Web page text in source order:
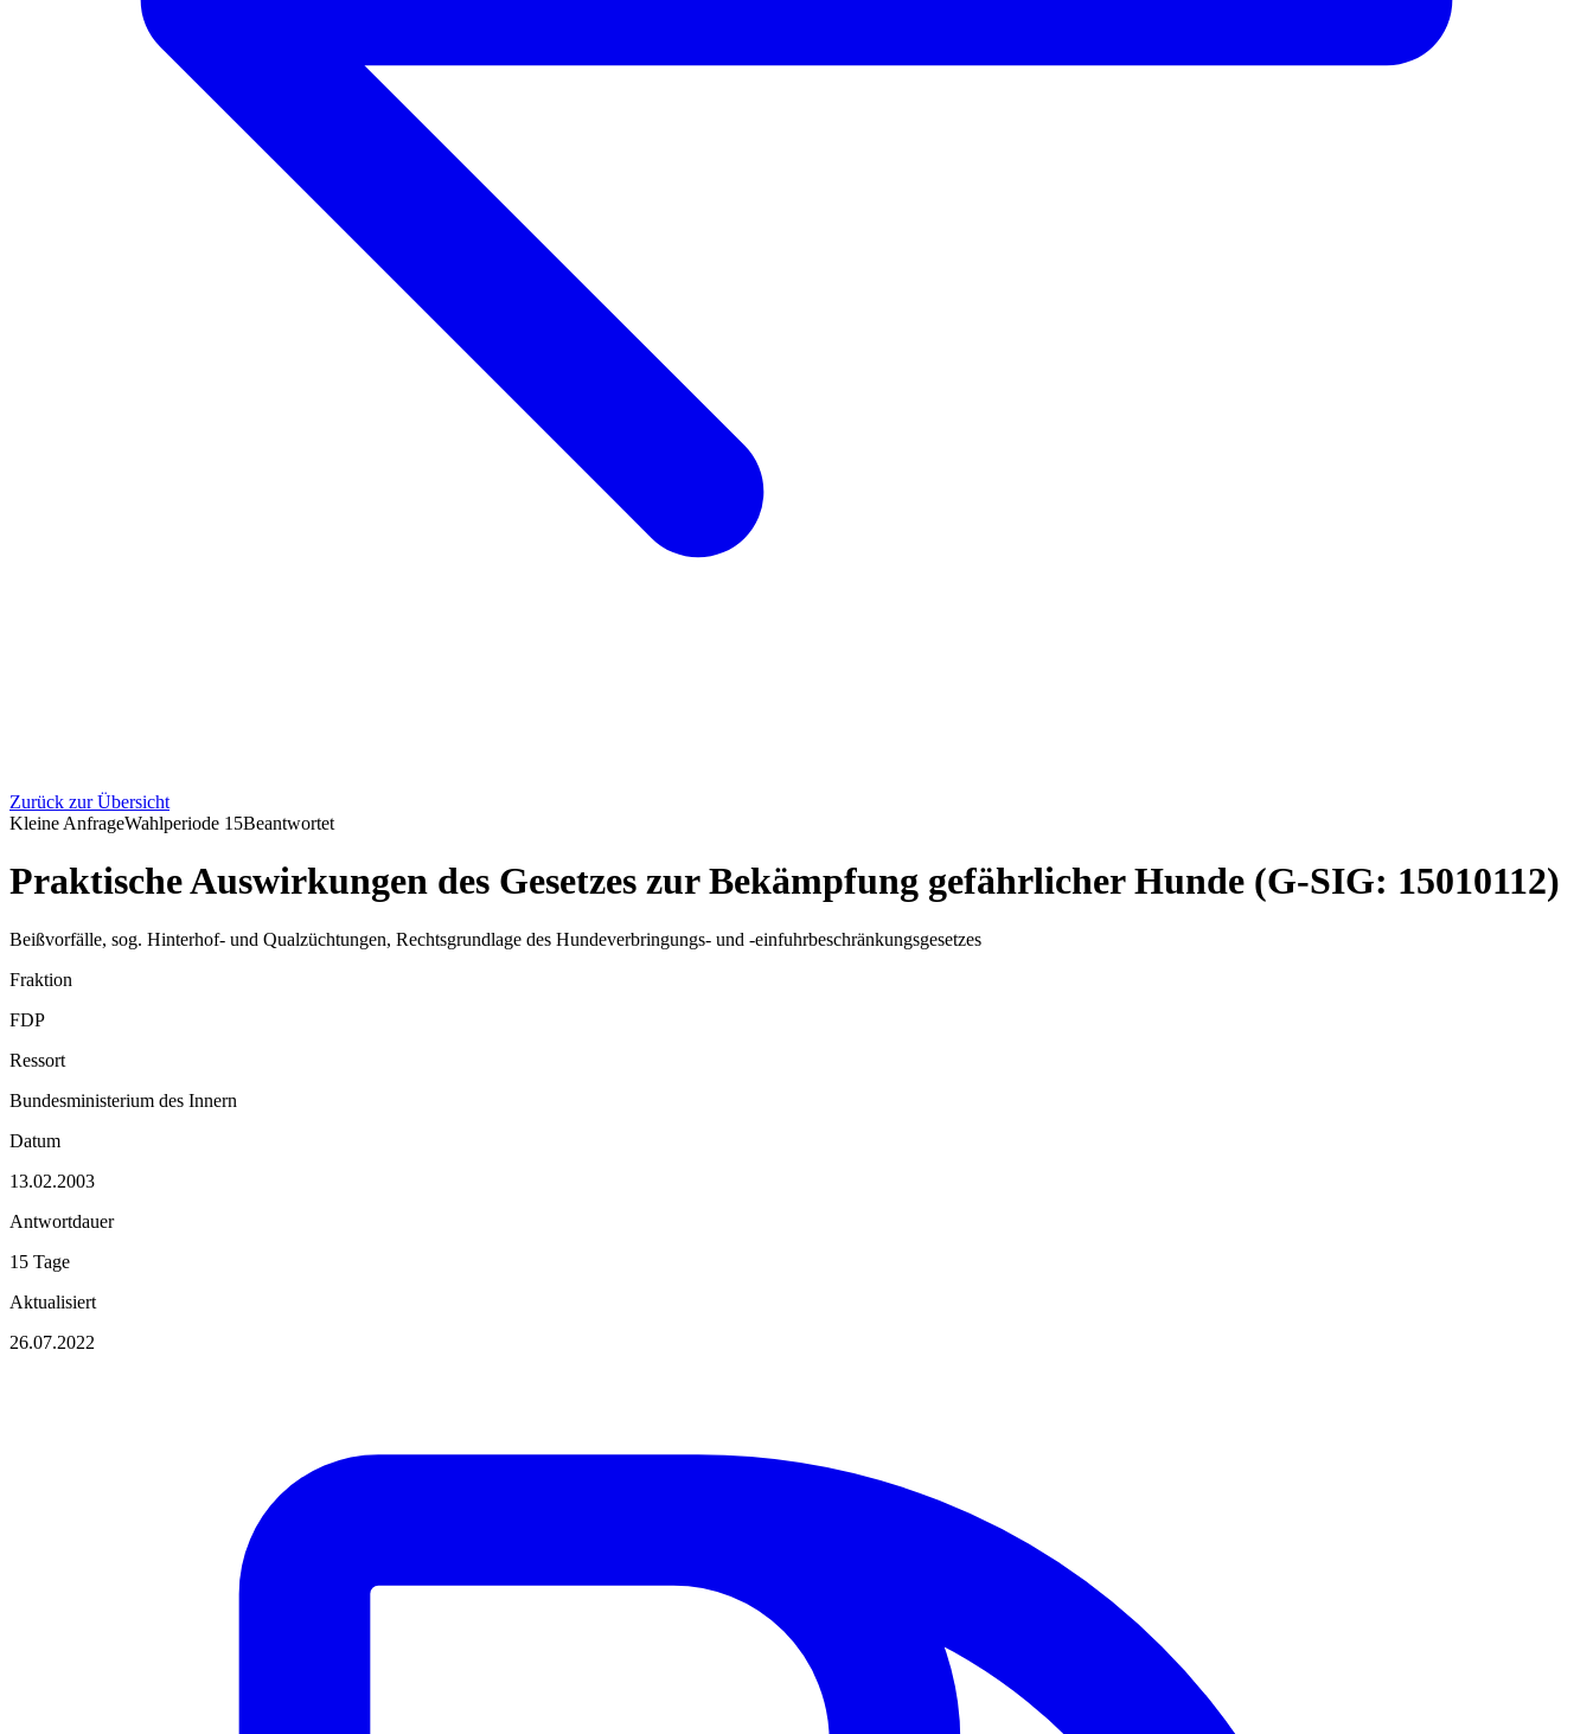
Zurück zur Übersicht
Kleine AnfrageWahlperiode 15Beantwortet
Praktische Auswirkungen des Gesetzes zur Bekämpfung gefährlicher Hunde (G-SIG: 15010112)
Beißvorfälle, sog. Hinterhof- und Qualzüchtungen, Rechtsgrundlage des Hundeverbringungs- und -einfuhrbeschränkungsgesetzes
Fraktion
FDP
Ressort
Bundesministerium des Innern
Datum
13.02.2003
Antwortdauer
15 Tage
Aktualisiert
26.07.2022